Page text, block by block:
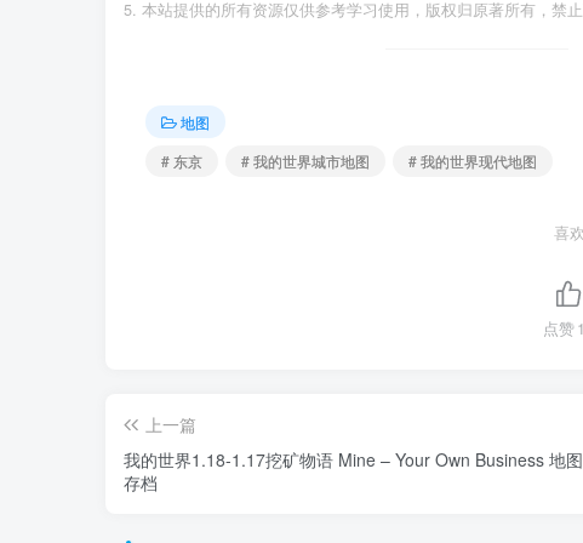
本站提供的所有资源仅供参考学习使用，版权归原著所有，禁
地图
# 东京
# 我的世界城市地图 # 我的世界现代地图
喜
点赞
上一篇
我的世界1.18-1.17挖矿物语 Mine – Your Own Business 地图
存档